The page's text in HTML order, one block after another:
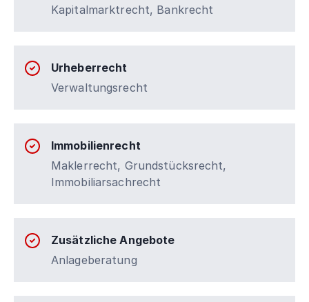
Kapitalmarktrecht, Bankrecht
Urheberrecht
Verwaltungsrecht
Immobilienrecht
Maklerrecht, Grundstücksrecht,
Immobiliarsachrecht
Zusätzliche Angebote
Anlageberatung